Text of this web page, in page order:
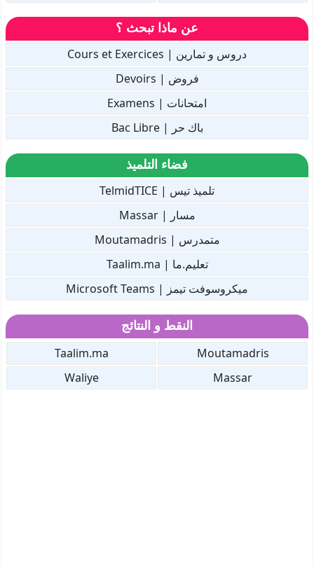
عن ماذا تبحث ؟
دروس و تمارين | Cours et Exercices
فروض | Devoirs
امتحانات | Examens
باك حر | Bac Libre
فضاء التلميذ
تلميذ تيس | TelmidTICE
مسار | Massar
متمدرس | Moutamadris
تعليم.ما | Taalim.ma
ميكروسوفت تيمز | Microsoft Teams
النقط و النتائج
Moutamadris
Taalim.ma
Massar
Waliye